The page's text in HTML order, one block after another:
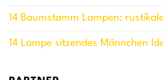
14 Baumstamm Lampen:
14 Lampe sitzendes Männchen